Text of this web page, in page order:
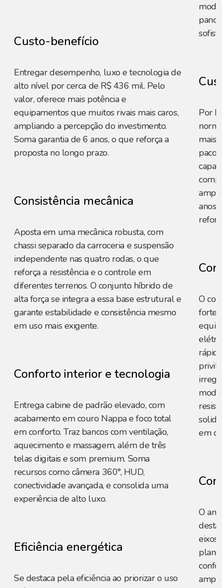
Custo-benefício
Entregar desempenho, luxo e tecnologia de
alto nível por cerca de R$ 436 mil. Pelo
valor, oferece mais potência e
equipamentos que muitos rivais mais caros,
ampliando a percepção do investimento.
Soma garantia de 6 anos, o que reforça a
proposta no longo prazo.
Consistência mecânica
Aposta em uma mecânica robusta, com
chassi separado da carroceria e suspensão
independente nas quatro rodas, o que
reforça a resistência e o controle em
diferentes terrenos. O conjunto híbrido de
alta força se integra a essa base estrutural e
garante estabilidade e consistência mesmo
em uso mais exigente.
Conforto interior e tecnologia
Entrega cabine de padrão elevado, com
acabamento em couro Nappa e foco total
em conforto. Traz bancos com ventilação,
aquecimento e massagem, além de três
telas digitais e som premium. Soma
recursos como câmera 360°, HUD,
conectividade avançada, e consolida uma
experiência de alto luxo.
Eficiência energética
Se destaca pela eficiência ao priorizar o uso
Por
mais
anos
O
forte
em
O
eixos